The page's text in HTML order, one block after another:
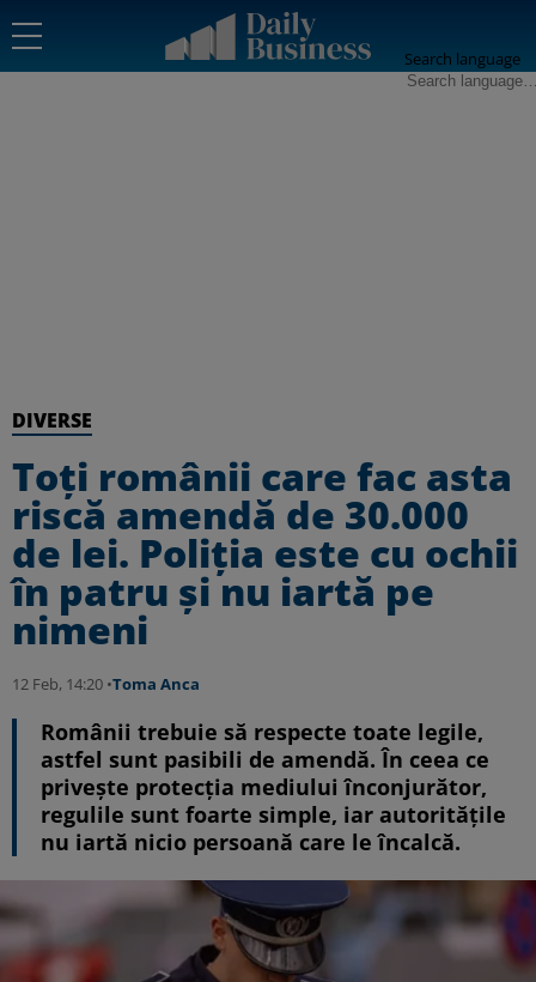
Search language
DIVERSE
Toți românii care fac asta
riscă amendă de 30.000
de lei. Poliția este cu ochii
în patru și nu iartă pe
nimeni
12 Feb, 14:20 •Toma Anca
Românii trebuie să respecte toate legile,
astfel sunt pasibili de amendă. În ceea ce
privește protecția mediului înconjurător,
regulile sunt foarte simple, iar autoritățile
nu iartă nicio persoană care le încalcă.